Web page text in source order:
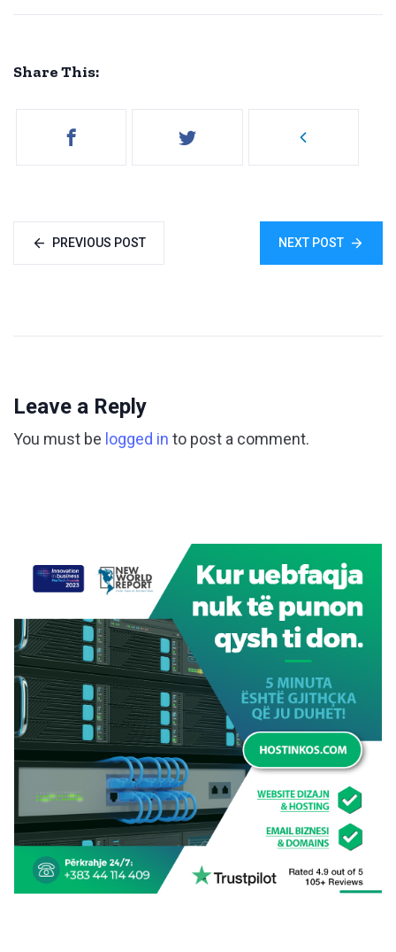
Share This:
PREVIOUS POST NEXT POST
Leave a Reply
You must be logged in to post a comment.